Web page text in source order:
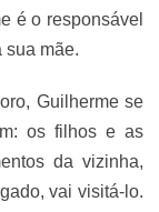
é o responsável
sua mãe.
Guilherme se
os filhos e as
da vizinha,
vai visitá-lo.